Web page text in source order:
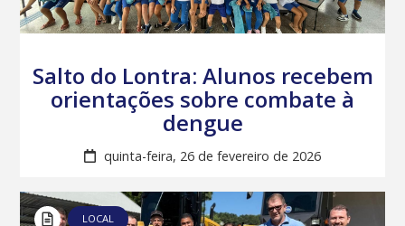
Salto do Lontra: Alunos recebem
orientações sobre combate à
dengue
quinta-feira, 26 de fevereiro de 2026
LOCAL